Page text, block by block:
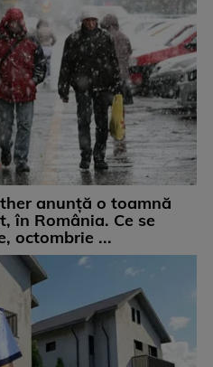
anunță o toamnă
în România. Ce se
octombrie ...